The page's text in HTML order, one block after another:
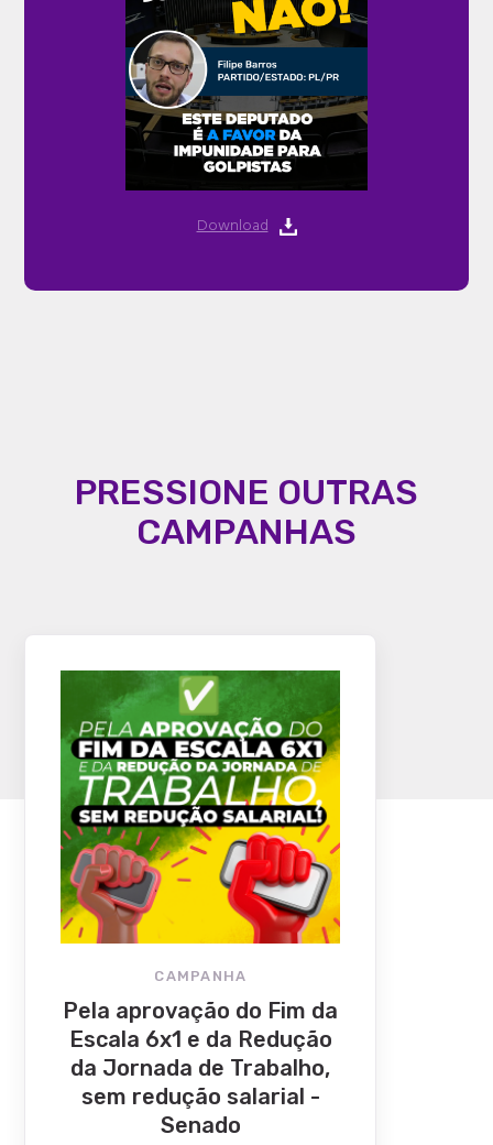
Download
PRESSIONE OUTRAS
CAMPANHAS
CAMPANHA
Pela aprovação do Fim da
Escala 6x1 e da Redução
da Jornada de Trabalho,
sem redução salarial -
Senado